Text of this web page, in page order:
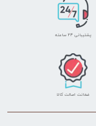
پشتیبانی ۲۴ ساعته
ضمانت اصالت کالا